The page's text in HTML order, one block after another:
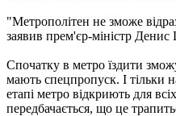
"Метрополітен не зможе
заявив прем'єр-міністр
Спочатку в метро їздити
мають спецпропуск. І тільки
етапі метро відкриють для
передбачається, що це